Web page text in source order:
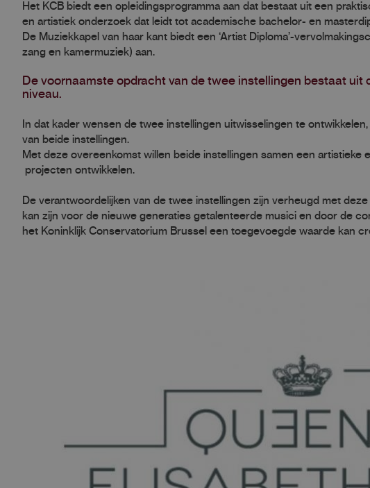
Het KCB biedt een opleidingsprogramma aan dat bestaat uit een
en artistiek onderzoek dat leidt tot academische bachelor- en
De Muziekkapel van haar kant biedt een ‘Artist Diploma’-
zang en kamermuziek) aan.
De voornaamste opdracht van de twee instellingen bestaat
niveau.
In dat kader wensen de twee instellingen uitwisselingen te
van beide instellingen.
Met deze overeenkomst willen beide instellingen samen een
projecten ontwikkelen.
De verantwoordelijken van de twee instellingen zijn verheugd met
kan zijn voor de nieuwe generaties getalenteerde musici en door de
het Koninklijk Conservatorium Brussel een toegevoegde waarde kan